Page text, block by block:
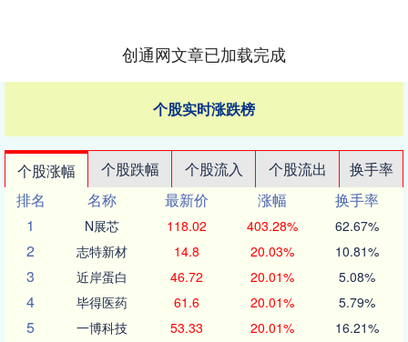
创通网文章已加载完成
个股实时涨跌榜
个股涨幅 个股跌幅 个股流入 个股流出
换手率
排名
名称 最新价 涨幅
换手率
1
N展芯 118.02 403.28% 62.67%
2 志特新材 14.8 20.03% 10.81%
3 近岸蛋白 46.72 20.01% 5.08%
4 毕得医药 61.6 20.01% 5.79%
5 一博科技 53.33 20.01% 16.21%